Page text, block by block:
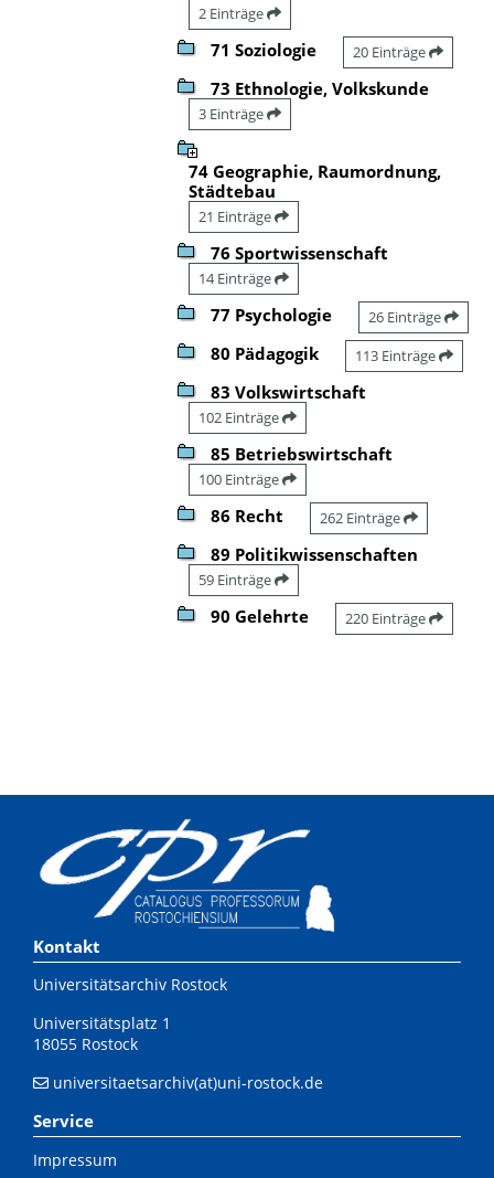
2 Einträge
71 Soziologie 20 Einträge
73 Ethnologie, Volkskunde
3 Einträge
74 Geographie, Raumordnung,
Städtebau
21 Einträge
76 Sportwissenschaft
14 Einträge
77 Psychologie 26 Einträge
80 Pädagogik 113 Einträge
83 Volkswirtschaft
102 Einträge
85 Betriebswirtschaft
100 Einträge
86 Recht 262 Einträge
89 Politikwissenschaften
59 Einträge
90 Gelehrte 220 Einträge
Kontakt
Universitätsarchiv Rostock
Universitätsplatz 1
18055 Rostock
universitaetsarchiv(at)uni-rostock.de
Service
Impressum